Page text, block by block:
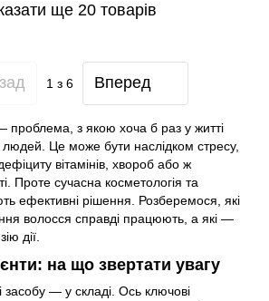
ще 20 товарів
1 з 6 Вперед
проблема, з якою хоча б раз у житті
людей. Це може бути наслідком стресу,
вітамінів, хвороб або ж
Проте сучасна косметологія та
ефективні рішення. Розберемося, які
волосся справді працюють, а які —
дії.
на що звертати увагу
засобу — у складі. Ось ключові